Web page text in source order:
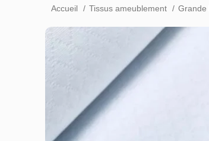
Accueil Tissus ameublement Grande